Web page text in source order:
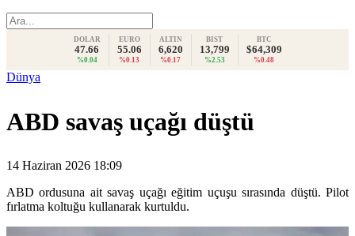
DOLAR
47.66
%0.04
EURO
55.06
%0.13
ALTIN
6,620
%0.17
BIST
13,799
%2.53
BTC
$64,309
%0.48
Dünya
ABD savaş uçağı düştü
14 Haziran 2026 18:09
ABD ordusuna ait savaş uçağı eğitim uçuşu sırasında düştü. Pilot
fırlatma koltuğu kullanarak kurtuldu.